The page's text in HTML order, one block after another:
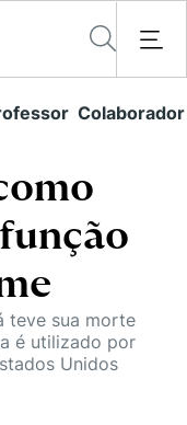
Colaborador
teve sua morte
é utilizado por
Unidos